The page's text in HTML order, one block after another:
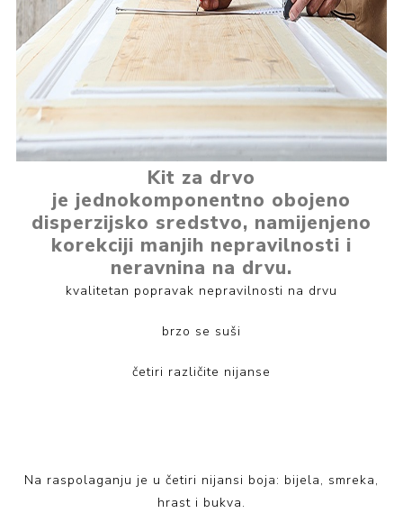
Kit za drvo
je jednokomponentno obojeno
disperzijsko sredstvo, namijenjeno
korekciji manjih nepravilnosti i
neravnina na drvu.
kvalitetan popravak nepravilnosti na drvu
brzo se suši
četiri različite nijanse
Na raspolaganju je u četiri nijansi boja: bijela, smreka,
hrast i bukva.